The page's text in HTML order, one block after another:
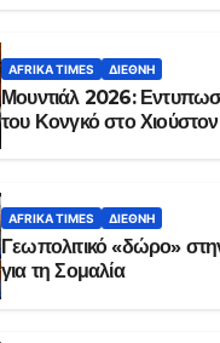
AFRIKA TIMES ΔΙΕΘΝΉ
Μουντιάλ 2026:
του Κονγκό στο Χιούστον
AFRIKA TIMES ΔΙΕΘΝΉ
Γεωπολιτικό «δώρο»
για τη Σομαλία